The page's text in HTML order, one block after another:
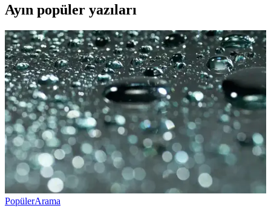
Ayın popüler yazıları
PopülerArama